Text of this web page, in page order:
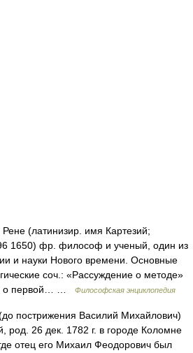
(латинизир. имя Картезий;
1650) фр. философ и ученый, один из
и науки Нового времени. Основные
соч.: «Рассуждение о методе»
о первой… …
Философская энциклопедия
пострижения Василий Михайлович)
род. 26 дек. 1782 г. в городе Коломне
отец его Михаил Феодорович был